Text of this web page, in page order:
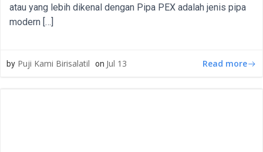
atau yang lebih dikenal dengan Pipa PEX adalah jenis pipa
modern […]
by Puji Kami Birisalatil on Jul 13 Read more